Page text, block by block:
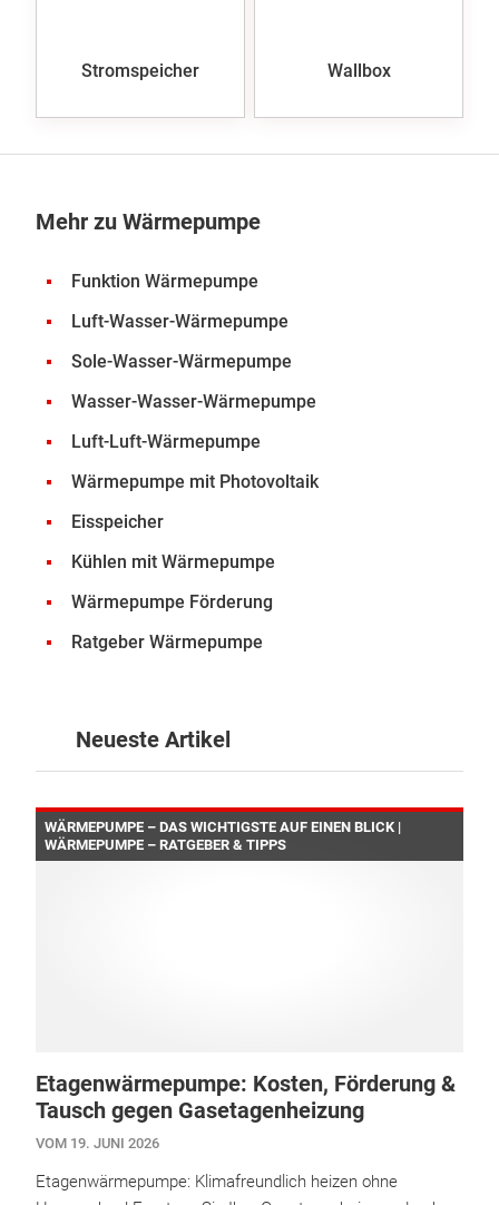
Stromspeicher Wallbox
Mehr zu Wärmepumpe
Funktion Wärmepumpe
Luft-Wasser-Wärmepumpe
Sole-Wasser-Wärmepumpe
Wasser-Wasser-Wärmepumpe
Luft-Luft-Wärmepumpe
Wärmepumpe mit Photovoltaik
Eisspeicher
Kühlen mit Wärmepumpe
Wärmepumpe Förderung
Ratgeber Wärmepumpe
Neueste Artikel
WÄRMEPUMPE – DAS WICHTIGSTE AUF EINEN BLICK |
WÄRMEPUMPE – RATGEBER & TIPPS
Etagenwärmepumpe: Kosten, Förderung &
Tausch gegen Gasetagenheizung
VOM 19. JUNI 2026
Etagenwärmepumpe: Klimafreundlich heizen ohne